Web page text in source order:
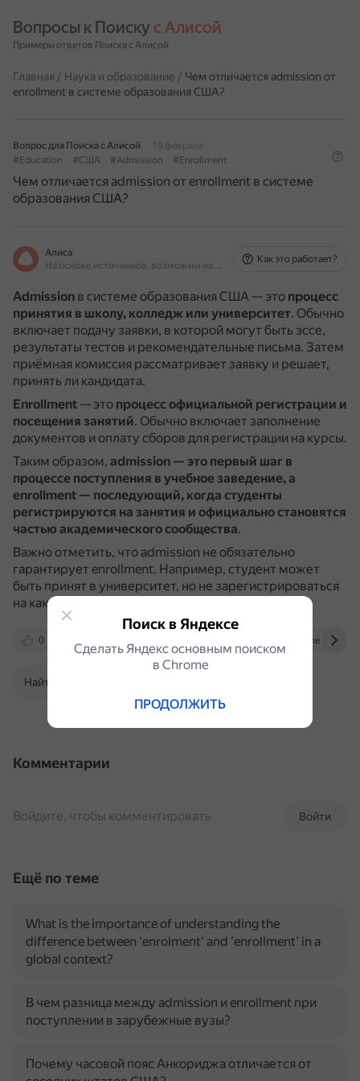
Вопросы к Поиску с Алисой
Примеры ответов Поиска с Алисой
Главная / Наука и образование / Чем отличается admission от
enrollment в системе образования США?
Вопрос для Поиска с Алисой
19 февраля
#Education
#США #Admission #Enrollment
Чем отличается admission от enrollment в системе
образования США?
Алиса
На основе источников, возможны неточности
Как это работает?
Admission в системе образования США — это процесс
принятия в школу, колледж или университет. Обычно
включает подачу заявки, в которой могут быть эссе,
результаты тестов и рекомендательные письма. Затем
приёмная комиссия рассматривает заявку и решает,
принять ли кандидата.
Enrollment — это процесс официальной регистрации и
посещения занятий. Обычно включает заполнение
документов и оплату сборов для регистрации на курсы.
Таким образом, admission — это первый шаг в
процессе поступления в учебное заведение, а
enrollment — последующий, когда студенты
регистрируются на занятия и официально становятся
частью академического сообщества.
Важно отметить, что admission не обязательно
гарантирует enrollment. Например, студент может
быть принят в университет, но не зарегистрироваться
на какие-либо занятия.
0
Найти в Поиске
Комментарии
Войти
Войдите, чтобы комментировать
Ещё по теме
What is the importance of understanding the
difference between 'enrolment' and 'enrollment' in a
global context?
В чем разница между admission и enrollment при
поступлении в зарубежные вузы?
Почему часовой пояс Анкориджа отличается от
Поиск в Яндексе
Сделать Яндекс основным поиском
в Сhrome
ПРОДОЛЖИТЬ